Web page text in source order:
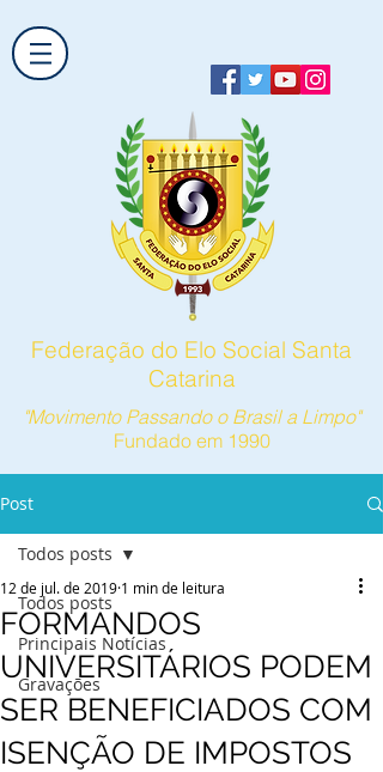
Federação do Elo Social Santa
Catarina
"Movimento Passando o Brasil a Limpo"
Fundado em 1990
Post
Todos posts
Principais Notícias
Gravações
Todos posts
FORMANDOS
UNIVERSITÁRIOS PODEM
SER BENEFICIADOS COM
ISENÇÃO DE IMPOSTOS
12 de jul. de 2019 1 min de leitura